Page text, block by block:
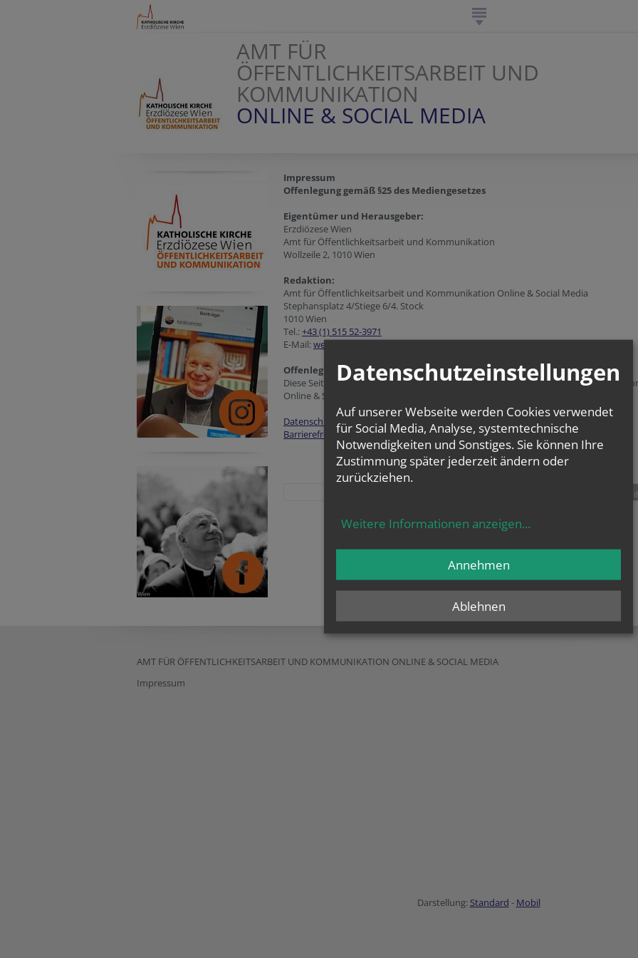
AMT FÜR
ÖFFENTLICHKEITSARBEIT UND
KOMMUNIKATION
ONLINE & SOCIAL MEDIA
Impressum
Offenlegung gemäß §25 des Mediengesetzes
Eigentümer und Herausgeber:
Erzdiözese Wien
Amt für Öffentlichkeitsarbeit und Kommunikation
Wollzeile 2, 1010 Wien
Redaktion:
Amt für Öffentlichkeitsarbeit und Kommunikation Online & Social Media
Stephansplatz 4/Stiege 6/4. Stock
1010 Wien
Tel.:+43 (1) 515 52-3971
E-Mail:webredaktion@edw.or.at
Offenlegung zur grundlegenden Richtung:
Diese Seite ist der Webauftritt von Amt für Öffentlichkeitsarbeit und
Online & Social Media im Rahmen des Webportals der Erzdiözese Wien.
Datenschutzerklärung
Barrierefreiheitserklärung
pin it
AMT FÜR ÖFFENTLICHKEITSARBEIT UND KOMMUNIKATION ONLINE & SOCIAL MEDIA
Impressum
Darstellung: Standard - Mobil
Datenschutzeinstellungen
Auf unserer Webseite werden Cookies verwendet
für Social Media, Analyse, systemtechnische
Notwendigkeiten und Sonstiges. Sie können Ihre
Zustimmung später jederzeit ändern oder
zurückziehen.
Weitere Informationen anzeigen...
Ablehnen
Annehmen